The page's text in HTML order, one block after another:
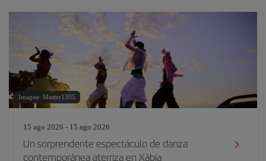
Imagen: Master1305
15 ago 2026 - 15 ago 2026
Un sorprendente espectáculo de danza
contemporánea aterriza en Xàbia